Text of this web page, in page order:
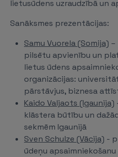
lietusūdens uzraudzībā un
Sanāksmes prezentācijas:
Samu Vuorela (Somija) –
pilsētu apvienību un
lietus ūdens
organizācijas:
pārstāvjus, biznesa
Kaido Valjaots (Igaunija)
klāstera būtību un
sekmēm Igaunijā
Sven Schulze (Vācija) -
ūdeņu